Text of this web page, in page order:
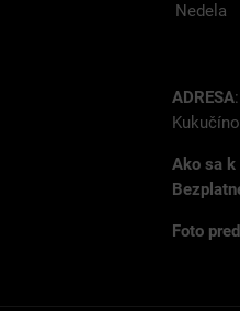
Nedela
ADRESA:
Ako sa k
Foto